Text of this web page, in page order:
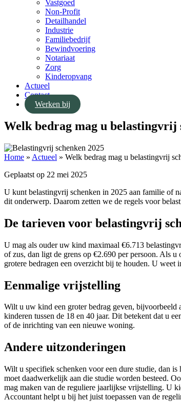
Vastgoed
Non-Profit
Detailhandel
Industrie
Familiebedrijf
Bewindvoering
Notariaat
Zorg
Kinderopvang
Actueel
Contact
Werken bij
Welk bedrag mag u belastingvrij
Home » Actueel » Welk bedrag mag u belastingvrij
Geplaatst op 22 mei 2025
U kunt belastingvrij schenken in 2025 aan familie of
dit onderwerp. Daarom zetten we de regels voor
De tarieven voor belastingvrij
U mag als ouder uw kind maximaal €6.713
of zus, dan ligt de grens op €2.690 per persoon. Als
grotere bedragen een overzicht bij te houden. U
Eenmalige vrijstelling
Wilt u uw kind een groter bedrag geven, bijvoorbeeld
kinderen tussen de 18 en 40 jaar. Dit betekent dat u
of de inrichting van een nieuwe woning.
Andere uitzonderingen
Wilt u specifiek schenken voor een dure studie, dan
moet daadwerkelijk aan die studie worden besteed.
mag maken van de reguliere jaarlijkse vrijstelling. U
Accountant helpt u bij het juist toepassen van de